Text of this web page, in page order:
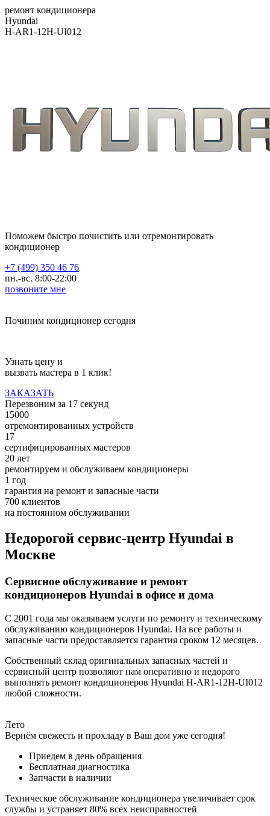
ремонт кондиционера
Hyundai
H-AR1-12H-UI012
Поможем быстро почистить или отремонтировать
кондиционер
+7 (499) 350 46 76
пн.-вс. 8:00-22:00
позвоните мне
Починим кондиционер сегодня
Узнать цену и
вызвать мастера в 1 клик!
ЗАКАЗАТЬ
Перезвоним за 17 секунд
15000
отремонтированных устройств
17
сертифицированных мастеров
20 лет
ремонтируем и обслуживаем кондиционеры
1 год
гарантия на ремонт и запасные части
700 клиентов
на постоянном обслуживании
Недорогой сервис-центр Hyundai в
Москве
Сервисное обслуживание и ремонт
кондиционеров Hyundai в офисе и дома
С 2001 года мы оказываем услуги по ремонту и техническому
обслуживанию кондиционеров Hyundai. На все работы и
запасные части предоставляется гарантия сроком 12 месяцев.
Собственный склад оригинальных запасных частей и
сервисный центр позволяют нам оперативно и недорого
выполнять ремонт кондиционеров Hyundai H-AR1-12H-UI012
любой сложности.
Лето
Вернём свежесть и прохладу в Ваш дом уже сегодня!
Приедем в день обращения
Бесплатная диагностика
Запчасти в наличии
Техническое обслуживание кондиционера увеличивает срок
службы и устраняет 80% всех неисправностей